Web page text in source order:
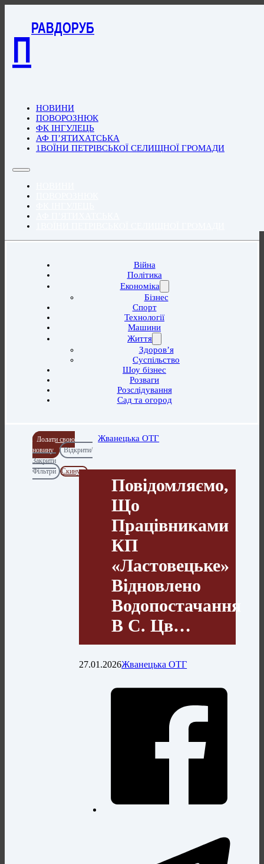
П
РАВДОРУБ
НОВИНИ
ПОВОРОЗНЮК
ФК ІНГУЛЕЦЬ
АФ П’ЯТИХАТСЬКА
1ВОЇНИ ПЕТРІВСЬКОЇ СЕЛИЩНОЇ ГРОМАДИ
Війна
Політика
Економіка
Бізнес
Спорт
Технології
Машини
Життя
Здоров’я
Суспільство
Шоу бізнес
Розваги
Розслідування
Сад та огород
Додати свою
новину
Відкрити/
Закрити
Фільтри
Скинути
Жванецька ОТГ
Повідомляємо,
Що
Працівниками
КП
«Ластовецьке»
Відновлено
Водопостачання
В С. Цв…
27.01.2026Жванецька ОТГ